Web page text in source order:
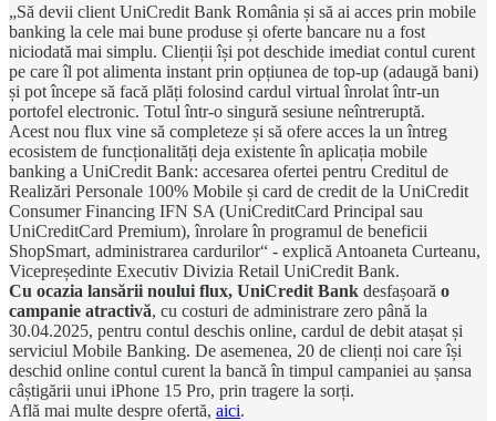
„Să devii client UniCredit Bank România și să ai acces prin mobile
banking la cele mai bune produse și oferte bancare nu a fost
niciodată mai simplu. Clienții își pot deschide imediat contul curent
pe care îl pot alimenta instant prin opțiunea de top-up (adaugă bani)
și pot începe să facă plăți folosind cardul virtual înrolat într-un
portofel electronic. Totul într-o singură sesiune neîntreruptă.
Acest nou flux vine să completeze și să ofere acces la un întreg
ecosistem de funcționalități deja existente în aplicația mobile
banking a UniCredit Bank: accesarea ofertei pentru Creditul de
Realizări Personale 100% Mobile și card de credit de la UniCredit
Consumer Financing IFN SA (UniCreditCard Principal sau
UniCreditCard Premium), înrolare în programul de beneficii
ShopSmart, administrarea cardurilor“ - explică Antoaneta Curteanu,
Vicepreședinte Executiv Divizia Retail UniCredit Bank.
Cu ocazia lansării noului flux, UniCredit Bank desfașoară o
campanie atractivă, cu costuri de administrare zero până la
30.04.2025, pentru contul deschis online, cardul de debit atașat și
serviciul Mobile Banking. De asemenea, 20 de clienți noi care își
deschid online contul curent la bancă în timpul campaniei au șansa
câștigării unui iPhone 15 Pro, prin tragere la sorți.
Află mai multe despre ofertă, aici.